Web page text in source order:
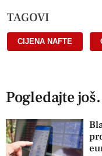
TAGOVI
CIJENA NAFTE
Pogledajte